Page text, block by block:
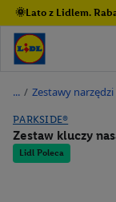
🌞Lato z Lidlem.
/ Zestawy
PARKSIDE®
Zestaw kluczy
Lidl Poleca